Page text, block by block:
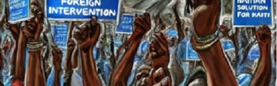
al
país Argentina
Bolivia
en la